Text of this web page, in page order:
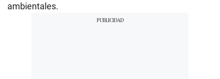
ambientales.